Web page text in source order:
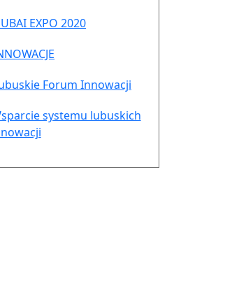
EXPO 2020
Forum Innowacji
systemu lubuskich